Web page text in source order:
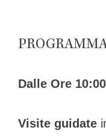
Dalle Ore
Visite guidate